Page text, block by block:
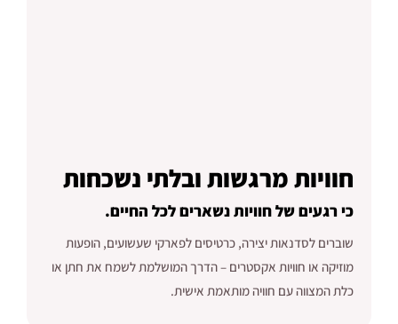
חוויות מרגשות ובלתי נשכחות
כי רגעים של חוויות נשארים לכל החיים.
שוברים לסדנאות יצירה, כרטיסים לפארקי שעשועים, הופעות
מוזיקה או חוויות אקסטרים – הדרך המושלמת לשמח את חתן או
כלת המצווה עם חוויה מותאמת אישית.